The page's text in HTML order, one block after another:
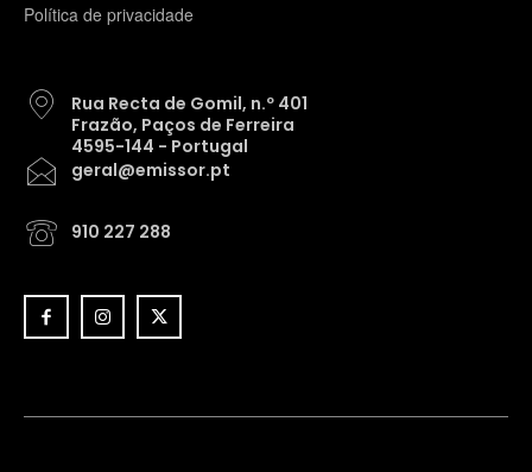
Política de privacidade
Rua Recta de Gomil, n.º 401
Frazão, Paços de Ferreira
4595-144 - Portugal
geral@emissor.pt
910 227 288